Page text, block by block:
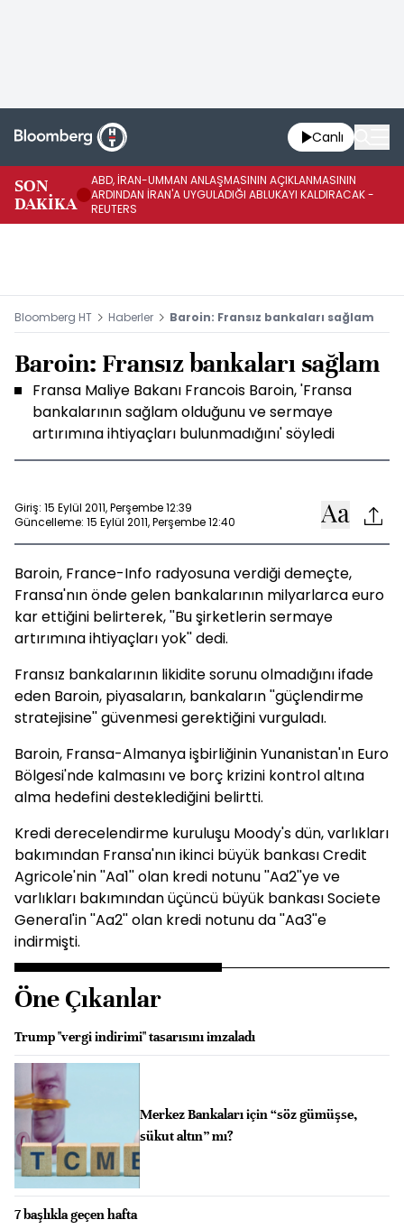
Canlı
SON
DAKİKA
ABD, İRAN-UMMAN ANLAŞMASININ AÇIKLANMASININ
ARDINDAN İRAN'A UYGULADIĞI ABLUKAYI KALDIRACAK -
REUTERS
Bloomberg HT Haberler Baroin: Fransız bankaları sağlam
Baroin: Fransız bankaları sağlam
Fransa Maliye Bakanı Francois Baroin, 'Fransa
bankalarının sağlam olduğunu ve sermaye
artırımına ihtiyaçları bulunmadığını' söyledi
Giriş: 15 Eylül 2011, Perşembe 12:39
Güncelleme: 15 Eylül 2011, Perşembe 12:40
Baroin, France-Info radyosuna verdiği demeçte,
Fransa'nın önde gelen bankalarının milyarlarca euro
kar ettiğini belirterek, ''Bu şirketlerin sermaye
artırımına ihtiyaçları yok'' dedi.
Fransız bankalarının likidite sorunu olmadığını ifade
eden Baroin, piyasaların, bankaların ''güçlendirme
stratejisine'' güvenmesi gerektiğini vurguladı.
Baroin, Fransa-Almanya işbirliğinin Yunanistan'ın Euro
Bölgesi'nde kalmasını ve borç krizini kontrol altına
alma hedefini desteklediğini belirtti.
Kredi derecelendirme kuruluşu Moody's dün, varlıkları
bakımından Fransa'nın ikinci büyük bankası Credit
Agricole'nin ''Aa1'' olan kredi notunu ''Aa2''ye ve
varlıkları bakımından üçüncü büyük bankası Societe
General'in ''Aa2'' olan kredi notunu da ''Aa3''e
indirmişti.
Öne Çıkanlar
Trump "vergi indirimi" tasarısını imzaladı
Merkez Bankaları için “söz gümüşse,
sükut altın” mı?
7 başlıkla geçen hafta